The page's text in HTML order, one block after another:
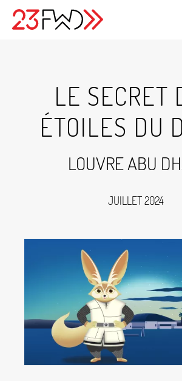
LE SECRET
ÉTOILES DU
LOUVRE ABU
JUILLET 2024